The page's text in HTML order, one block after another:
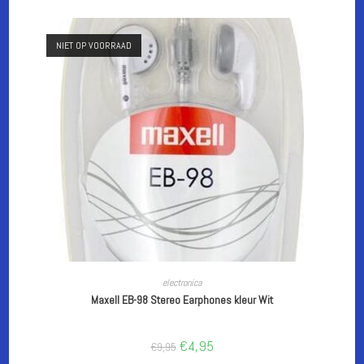
NIET OP VOORRAAD
LEES VERDER
electronica
Maxell EB-98 Stereo Earphones kleur Wit
€9,95 Oorspronkelijke
prijs
€4,95Huidige
prijs